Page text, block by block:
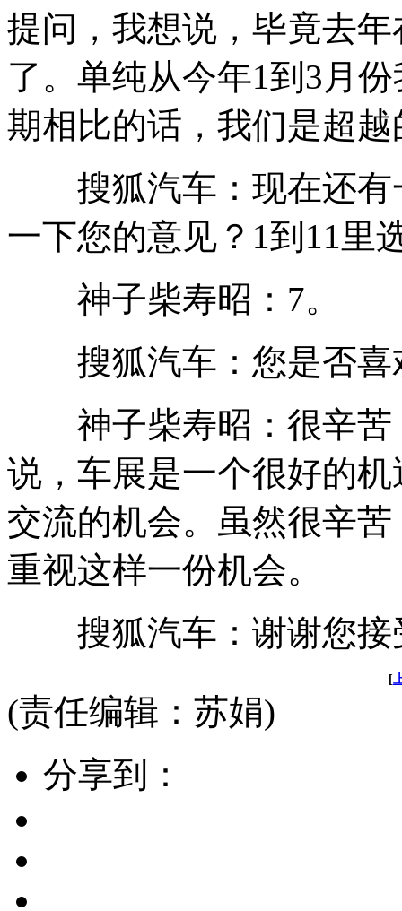
提问，我想说，毕竟去
了。单纯从今年1到3月
期相比的话，我们是超越
搜狐汽车：现在还有
一下您的意见？1到11里
神子柴寿昭：7。
搜狐汽车：您是否喜
神子柴寿昭：很辛苦
说，车展是一个很好的
交流的机会。虽然很辛
重视这样一份机会。
搜狐汽车：谢谢您接
[
(责任编辑：苏娟)
分享到：